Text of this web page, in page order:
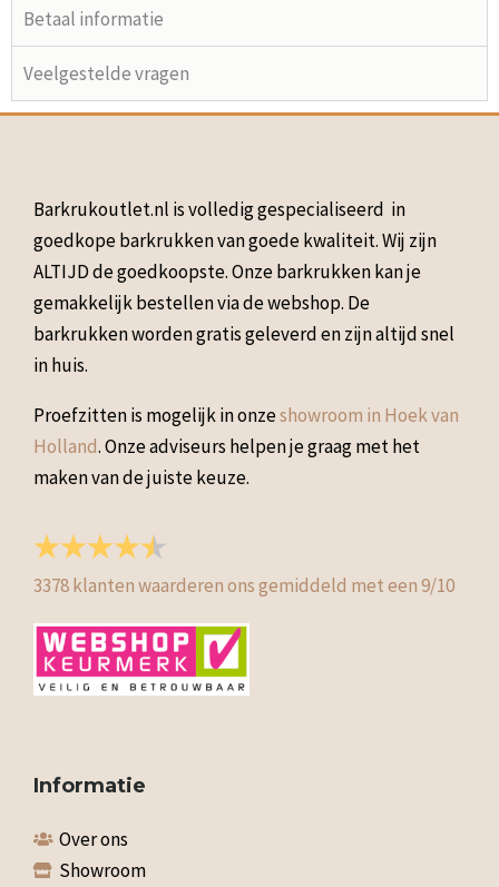
Betaal informatie
Veelgestelde vragen
Barkrukoutlet.nl is volledig gespecialiseerd in
goedkope barkrukken van goede kwaliteit. Wij zijn
ALTIJD de goedkoopste. Onze barkrukken kan je
gemakkelijk bestellen via de webshop. De
barkrukken worden gratis geleverd en zijn altijd snel
in huis.
Proefzitten is mogelijk in onzeshowroom in Hoek van
Holland. Onze adviseurs helpen je graag met het
maken van de juiste keuze.
3378klanten waarderen ons gemiddeld met een9/10
Informatie
Over ons
Showroom